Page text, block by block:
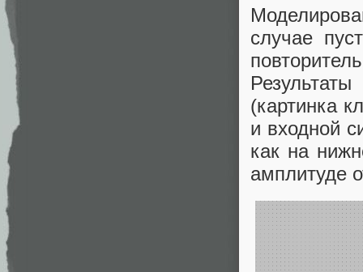
случае
(картинка
и входной
как на
амплитуде